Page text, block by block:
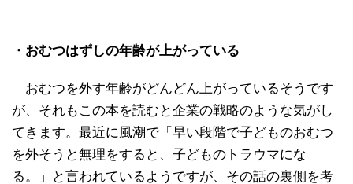
・おむつはずしの年齢が上がっている
おむつを外す年齢がどんどん上がっているそうです
が、それもこの本を読むと企業の戦略のような気がし
てきます。最近に風潮で「早い段階で子どものおむつ
を外そうと無理をすると、子どものトラウマにな
る。」と言われているようですが、その話の裏側を考